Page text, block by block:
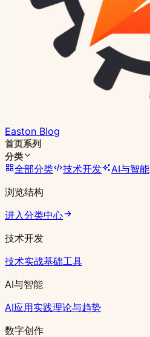
Easton Blog
首页系列
分类
全部分类 技术开发 AI与智能
浏览结构
进入分类中心
技术开发
技术实战基础工具
AI与智能
AI应用实践理论与趋势
数字创作